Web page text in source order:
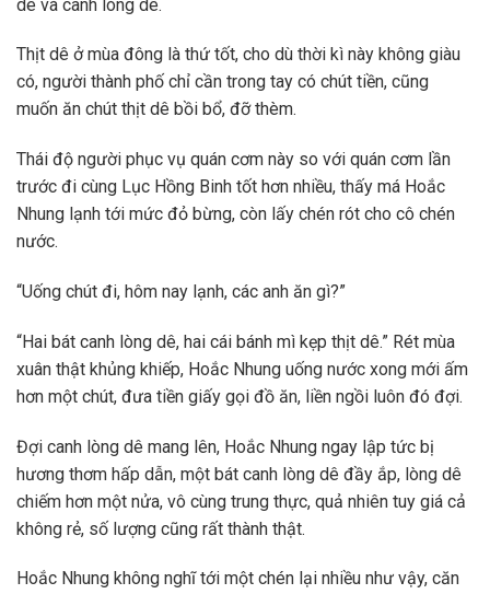
dê và canh lòng dê.
Thịt dê ở mùa đông là thứ tốt, cho dù thời kì này không giàu
có, người thành phố chỉ cần trong tay có chút tiền, cũng
muốn ăn chút thịt dê bồi bổ, đỡ thèm.
Thái độ người phục vụ quán cơm này so với quán cơm lần
trước đi cùng Lục Hồng Binh tốt hơn nhiều, thấy má Hoắc
Nhung lạnh tới mức đỏ bừng, còn lấy chén rót cho cô chén
nước.
“Uống chút đi, hôm nay lạnh, các anh ăn gì?”
“Hai bát canh lòng dê, hai cái bánh mì kẹp thịt dê.” Rét mùa
xuân thật khủng khiếp, Hoắc Nhung uống nước xong mới ấm
hơn một chút, đưa tiền giấy gọi đồ ăn, liền ngồi luôn đó đợi.
Đợi canh lòng dê mang lên, Hoắc Nhung ngay lập tức bị
hương thơm hấp dẫn, một bát canh lòng dê đầy ắp, lòng dê
chiếm hơn một nửa, vô cùng trung thực, quả nhiên tuy giá cả
không rẻ, số lượng cũng rất thành thật.
Hoắc Nhung không nghĩ tới một chén lại nhiều như vậy, căn